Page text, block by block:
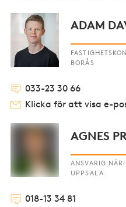
ADAM
BORÅS
033-23 30 66
Klicka för att visa e-
AGNES
ANSVARIG
UPPSALA
018-13 34 81